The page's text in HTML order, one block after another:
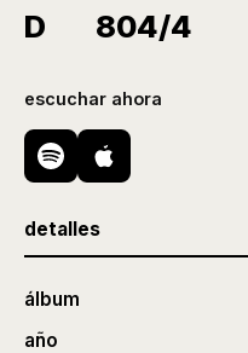
detalles
álbum
año
D 804/4
escuchar ahora